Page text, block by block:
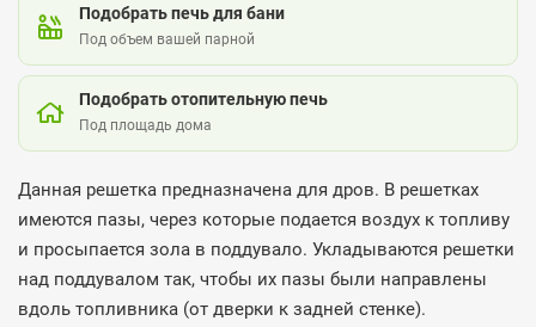
Подобрать печь для бани
Под объем вашей парной
Подобрать отопительную печь
Под площадь дома
Данная решетка предназначена для дров. В решетках
имеются пазы, через которые подается воздух к топливу
и просыпается зола в поддувало. Укладываются решетки
над поддувалом так, чтобы их пазы были направлены
вдоль топливника (от дверки к задней стенке).